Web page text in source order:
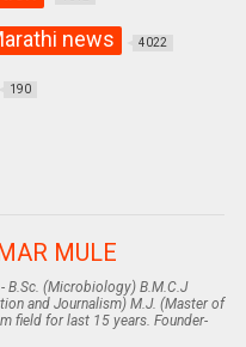
news 4022
190
MULE
B.Sc. (Microbiology) B.M.C.J
and Journalism) M.J. (Master of
field for last 15 years. Founder-